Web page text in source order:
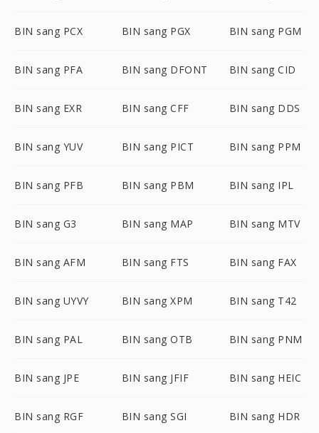
BIN sang PCX BIN sang PGX BIN sang PGM
BIN sang PFA BIN sang DFONT BIN sang CID
BIN sang EXR BIN sang CFF BIN sang DDS
BIN sang YUV BIN sang PICT BIN sang PPM
BIN sang PFB BIN sang PBM BIN sang IPL
BIN sang G3 BIN sang MAP BIN sang MTV
BIN sang AFM BIN sang FTS BIN sang FAX
BIN sang UYVY BIN sang XPM BIN sang T42
BIN sang PAL BIN sang OTB BIN sang PNM
BIN sang JPE BIN sang JFIF BIN sang HEIC
BIN sang RGF BIN sang SGI BIN sang HDR